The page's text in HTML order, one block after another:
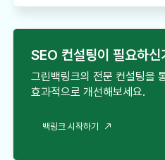
SEO 컨설팅이 필요하신
그린백링크의 전문 컨설팅을
효과적으로 개선해보세요.
백링크 시작하기